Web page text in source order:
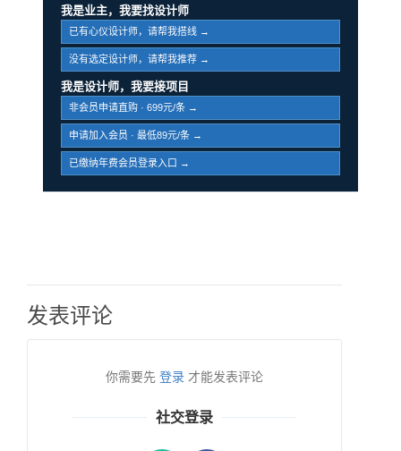
我是业主，我要找设计师
已有心仪设计师，请帮我搭线 →
没有选定设计师，请帮我推荐 →
我是设计师，我要接项目
非会员申请直购 · 699元/条 →
申请加入会员 · 最低89元/条 →
已缴纳年费会员登录入口 →
发表评论
你需要先 登录 才能发表评论
社交登录